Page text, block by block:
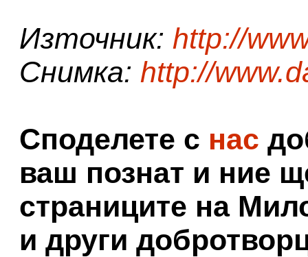
Източник: http://
Снимка: http://
Споделете с нас
ваш познат и ние
страниците на
и други